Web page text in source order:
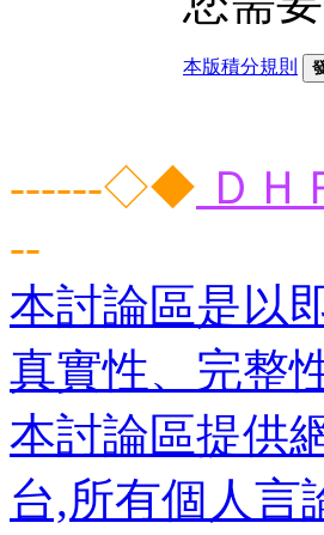
本版積分規則
------◇◆ ＤＨ
--
本討論區是以
真實性、完整
本討論區提供
台,所有個人言